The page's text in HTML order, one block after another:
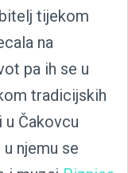
tijekom
na
pa ih se u
tradicijskih
u Čakovcu
njemu se